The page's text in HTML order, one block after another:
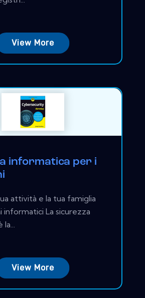
View More
informatica per i
attività e la tua famiglia
informatici La sicurezza
View More